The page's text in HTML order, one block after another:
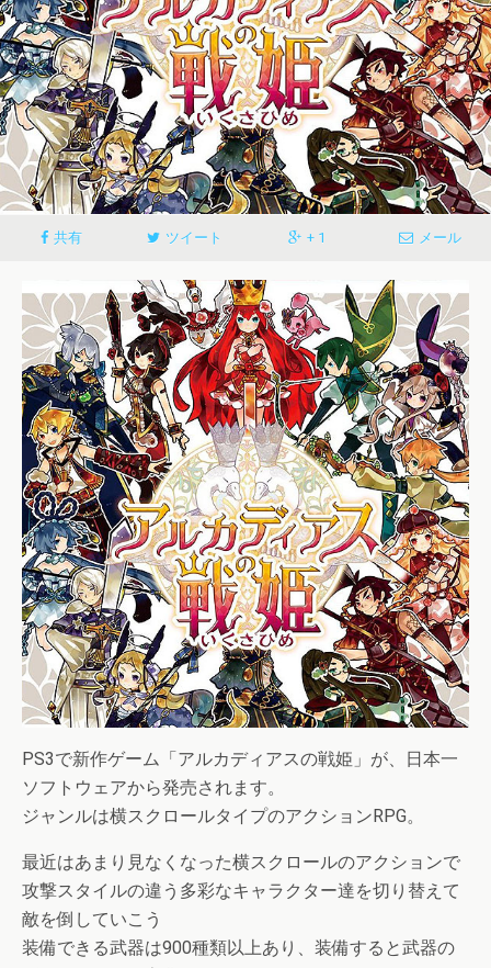
共有 ツイート + 1 メール
PS3で新作ゲーム「アルカディアスの戦姫」が、日本一
ソフトウェアから発売されます。
ジャンルは横スクロールタイプのアクションRPG。
最近はあまり見なくなった横スクロールのアクションで
攻撃スタイルの違う多彩なキャラクター達を切り替えて
敵を倒していこう
装備できる武器は900種類以上あり、装備すると武器の